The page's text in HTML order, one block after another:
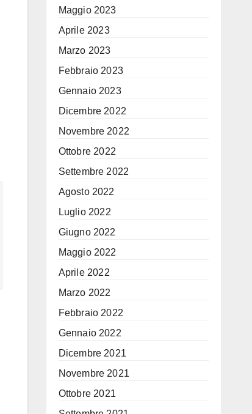
Maggio 2023
Aprile 2023
Marzo 2023
Febbraio 2023
Gennaio 2023
Dicembre 2022
Novembre 2022
Ottobre 2022
Settembre 2022
Agosto 2022
Luglio 2022
Giugno 2022
Maggio 2022
Aprile 2022
Marzo 2022
Febbraio 2022
Gennaio 2022
Dicembre 2021
Novembre 2021
Ottobre 2021